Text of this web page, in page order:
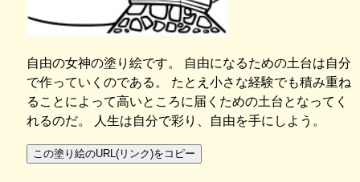
自由の女神の塗り絵です。 自由になるための土台は自分
で作っていくのである。 たとえ小さな経験でも積み重ね
ることによって高いところに届くための土台となってく
れるのだ。 人生は自分で彩り、自由を手にしよう。
この塗り絵のURL(リンク)をコピー